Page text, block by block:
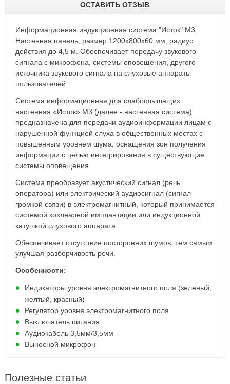
ОСТАВИТЬ ОТЗЫВ
Информационная индукционная система "Исток" М3.
Настенная панель, размер 1200х800х60 мм, радиус
действия до 4,5 м. Обеспечивает передачу звукового
сигнала с микрофона, системы оповещения, другого
источника звукового сигнала на слуховые аппараты
пользователей.
Система информационная для слабослышащих
настенная «Исток» М3 (далее - настенная система)
предназначена для передачи аудиоинформации лицам с
нарушенной функцией слуха в общественных местах с
повышенным уровнем шума, оснащения зон получения
информации с целью интегрирования в существующие
системы оповещения.
Система преобразует акустический сигнал (речь
оператора) или электрический аудиосигнал (сигнал
громкой связи) в электромагнитный, который принимается
системой кохлеарной имплантации или индукционной
катушкой слухового аппарата.
Обеспечивает отсутствие посторонних шумов, тем самым
улучшая разборчивость речи.
Особенности:
Индикаторы уровня электромагнитного поля (зеленый,
желтый, красный)
Регулятор уровня электромагнитного поля
Выключатель питания
Аудиокабель 3,5мм/3,5мм
Выносной микрофон
Полезные статьи